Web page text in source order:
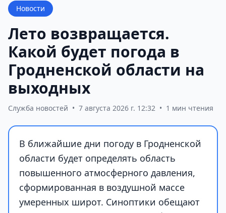
Новости
Лето возвращается.
Какой будет погода в
Гродненской области на
выходных
Служба новостей • 7 августа 2026 г. 12:32 • 1 мин чтения
В ближайшие дни погоду в Гродненской
области будет определять область
повышенного атмосферного давления,
сформированная в воздушной массе
умеренных широт. Синоптики обещают